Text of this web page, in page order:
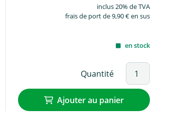
inclus 20% de TVA
frais de port de 9,90 € en sus
en stock
Quantité
Ajouter au panier